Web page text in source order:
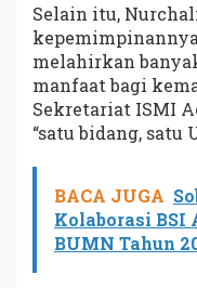
Selain itu,
melahirkan
manfaat bagi
Sekretariat ISMI
“satu bidang, satu
BACA JUGA
Kolaborasi BSI
BUMN Tahun